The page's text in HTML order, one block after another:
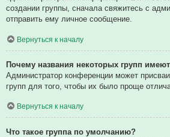
создании группы, сначала свяжитесь с
отправить ему личное сообщение.
Вернуться к началу
Почему названия некоторых групп
Администратор конференции может
групп для того, чтобы их было проще
Вернуться к началу
Что такое группа по умолчанию?